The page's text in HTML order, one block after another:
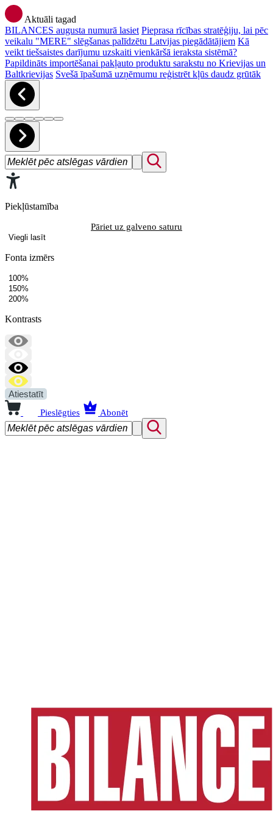
Aktuāli tagad
BILANCES augusta numurā lasiet Pieprasa rīcības stratēģiju, lai pēc
veikalu "MERE" slēgšanas palīdzētu Latvijas piegādātājiem Kā
veikt tiešsaistes darījumu uzskaiti vienkāršā ieraksta sistēmā?
Papildināts importēšanai pakļauto produktu sarakstu no Krievijas un
Baltkrievijas Svešā īpašumā uzņēmumu reģistrēt kļūs daudz grūtāk
Piekļūstamība
Pāriet uz galveno saturu
Viegli lasīt
Fonta izmērs
100%
150%
200%
Kontrasts
Atiestatīt
Pieslēgties Abonēt